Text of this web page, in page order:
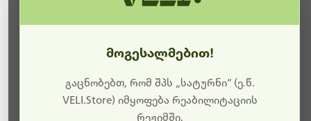
ბოდიშს გიხდით შეფერხებისთვის. ამჟამად
მიმდინარეობს საიტის განახლება და ტექნიკური
სამუშაოები.
მოგესალმებით!
გაცნობებთ, რომ შპს „სატურნი“ (ე.წ.
VELI.Store) იმყოფება რეაბილიტაციის
რეჟიმში.